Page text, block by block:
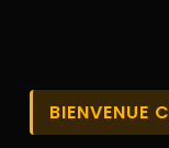
BIENVENUE